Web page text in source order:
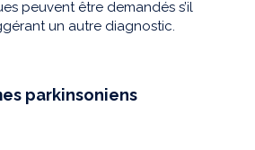
peuvent être demandés s’il
un autre diagnostic.
parkinsoniens